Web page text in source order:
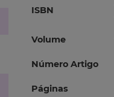
ISBN
Volume
Número Artigo
Páginas